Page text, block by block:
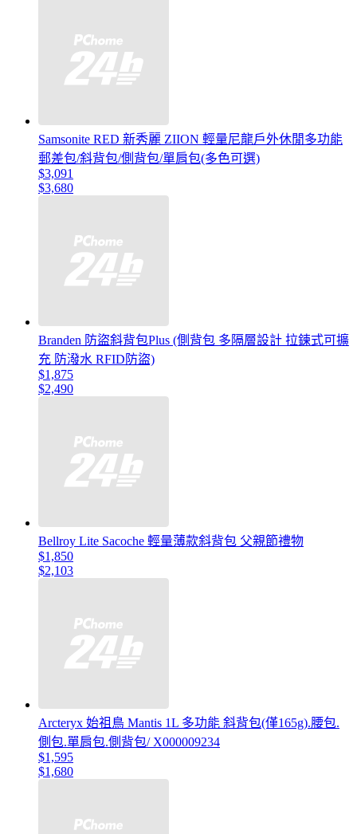
Samsonite RED 新秀麗 ZIION 輕量尼龍戶外休閒多功能
郵差包/斜背包/側背包/單肩包(多色可選)
$3,091
$3,680
Branden 防盜斜背包Plus (側背包 多隔層設計 拉鍊式可擴
充 防潑水 RFID防盜)
$1,875
$2,490
Bellroy Lite Sacoche 輕量薄款斜背包 父親節禮物
$1,850
$2,103
Arcteryx 始祖鳥 Mantis 1L 多功能 斜背包(僅165g).腰包.
側包.單肩包.側背包/ X000009234
$1,595
$1,680